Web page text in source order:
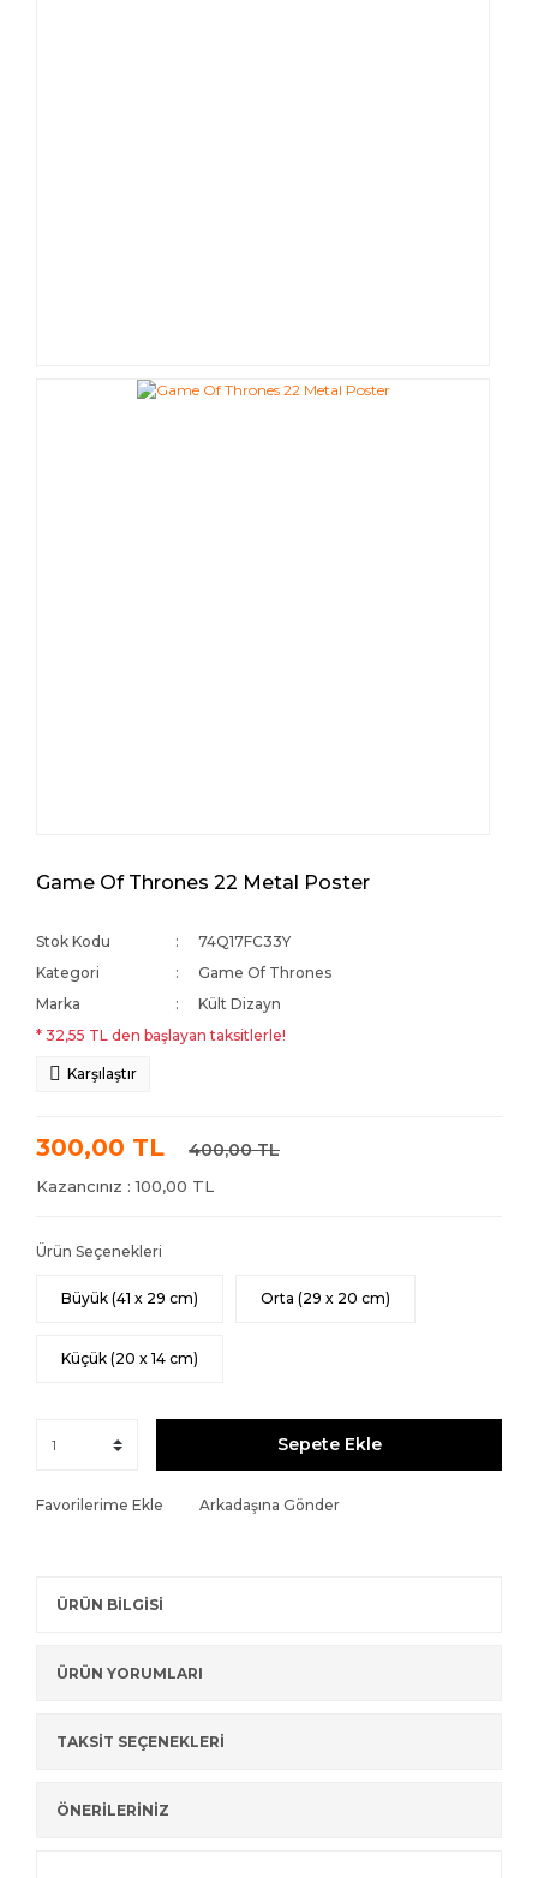
Game Of Thrones 22 Metal Poster
Stok Kodu
74Q17FC33Y
Kategori
Game Of Thrones
Marka
Kült Dizayn
* 32,55 TL den başlayan taksitlerle!
Karşılaştır
300,00 TL 400,00 TL
Kazancınız : 100,00 TL
Ürün Seçenekleri
Büyük (41 x 29 cm) Orta (29 x 20 cm)
Küçük (20 x 14 cm)
Sepete Ekle
Favorilerime Ekle Arkadaşına Gönder
ÜRÜN BİLGİSİ
ÜRÜN YORUMLARI
TAKSİT SEÇENEKLERİ
ÖNERİLERİNİZ